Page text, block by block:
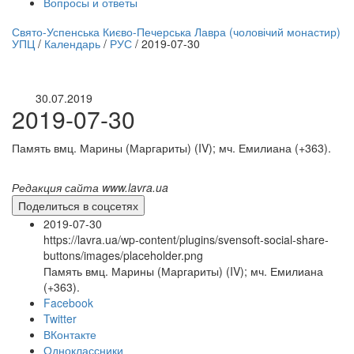
трансляция | 12 сентября
Свято-Успенська Києво-Печерська Лавра (чоловічий монастир)
УПЦ / Календарь / РУС / 2019-07-30
30.07.2019
2019-07-30
Память вмц. Марины (Маргариты) (IV); мч. Емилиана (+363).
Редакция сайта www.lavra.ua
Поделиться в соцсетях
2019-07-30
https://lavra.ua/wp-content/plugins/svensoft-social-share-
buttons/images/placeholder.png
Память вмц. Марины (Маргариты) (IV); мч. Емилиана
(+363).
Facebook
Twitter
ВКонтакте
Одноклассники